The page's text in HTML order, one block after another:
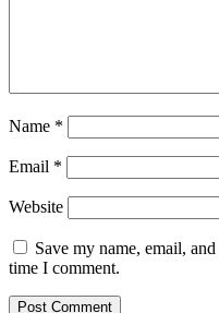
Name *
Email *
Website
Save my name, email,
time I comment.